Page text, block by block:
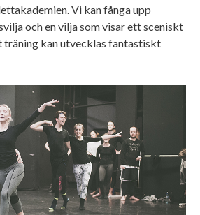
Vi kan fånga upp
och en vilja som visar ett sceniskt
kan utvecklas fantastiskt